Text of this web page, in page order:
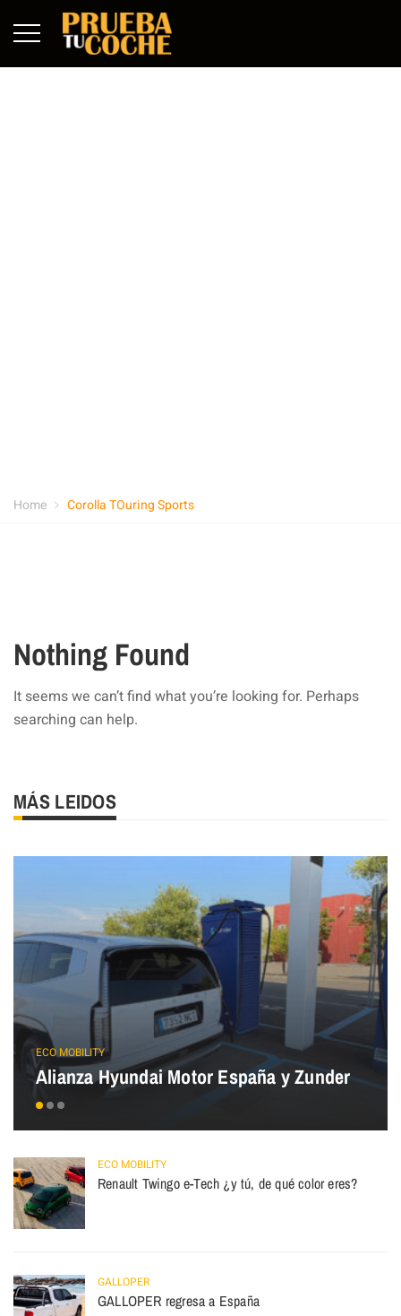
Home Corolla TOuring Sports
Nothing Found
It seems we can’t find what you’re looking for. Perhaps
searching can help.
MÁS LEIDOS
ECO MOBILITY
Alianza Hyundai Motor España y Zunder
ECO MOBILITY
Renault Twingo e-Tech ¿y tú, de qué color eres?
GALLOPER
GALLOPER regresa a España